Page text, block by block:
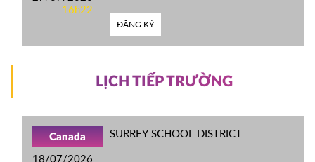
16h22
ĐĂNG KÝ
LỊCH TIẾP TRƯỜNG
Canada
18/07/2026
SURREY SCHOOL DISTRICT